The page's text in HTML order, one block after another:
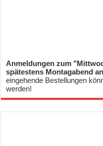
Anmeldungen zum
spätestens Montagabend
eingehende Bestellungen
werden!